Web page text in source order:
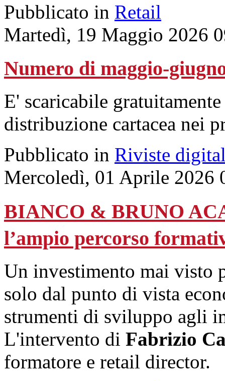
Pubblicato in Retail
Martedì, 19 Maggio 2026
Numero di maggio-
E' scaricabile
distribuzione cartacea nei
Pubblicato in Riviste
Mercoledì, 01 Aprile 2026
BIANCO & BRUNO
l’ampio percorso
Un investimento mai visto
solo dal punto di vista
strumenti di sviluppo agli
L'intervento di Fabrizio
formatore e retail director.